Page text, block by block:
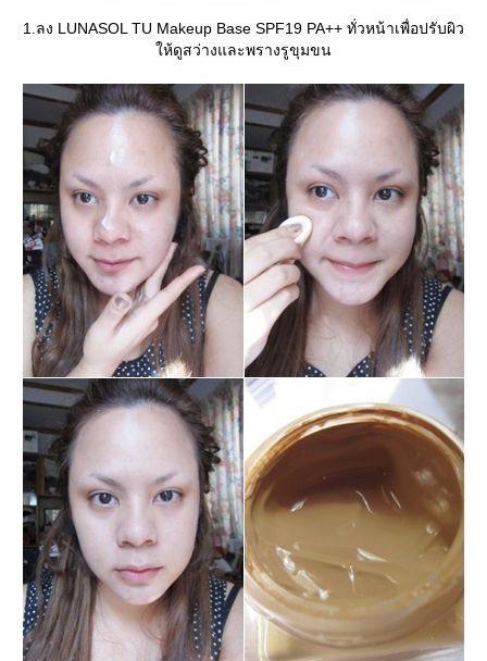
1.ลง LUNASOL TU Makeup Base SPF19 PA++ ทั่วหน้าเพื่อปรับผิว
ห้ดูสว่างและพรางรูขุมขน